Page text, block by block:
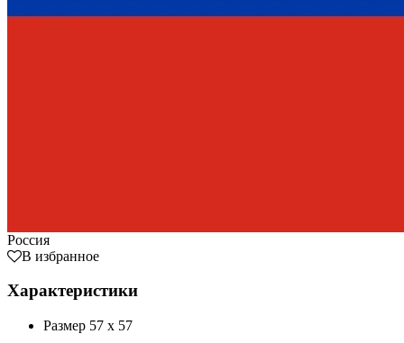
Россия
В избранное
Характеристики
Размер 57 x 57